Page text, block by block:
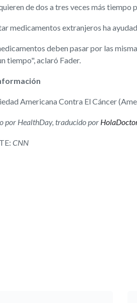
de dos a tres veces más tiempo
medicamentos extranjeros ha
deben pasar por las
tiempo", aclaró Fader.
Americana Contra El Cáncer
por HealthDay, traducido por
CNN